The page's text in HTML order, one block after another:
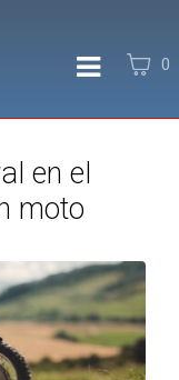
0
en el
moto